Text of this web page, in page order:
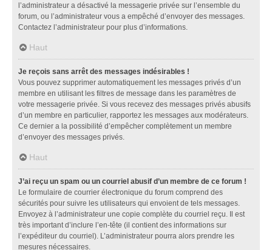
l’administrateur a désactivé la messagerie privée sur l’ensemble du
forum, ou l’administrateur vous a empêché d’envoyer des messages.
Contactez l’administrateur pour plus d’informations.
Haut
Je reçois sans arrêt des messages indésirables !
Vous pouvez supprimer automatiquement les messages privés d’un
membre en utilisant les filtres de message dans les paramètres de
votre messagerie privée. Si vous recevez des messages privés abusifs
d’un membre en particulier, rapportez les messages aux modérateurs.
Ce dernier a la possibilité d’empêcher complètement un membre
d’envoyer des messages privés.
Haut
J’ai reçu un spam ou un courriel abusif d’un membre de ce forum !
Le formulaire de courrier électronique du forum comprend des
sécurités pour suivre les utilisateurs qui envoient de tels messages.
Envoyez à l’administrateur une copie complète du courriel reçu. Il est
très important d’inclure l’en-tête (il contient des informations sur
l’expéditeur du courriel). L’administrateur pourra alors prendre les
mesures nécessaires.